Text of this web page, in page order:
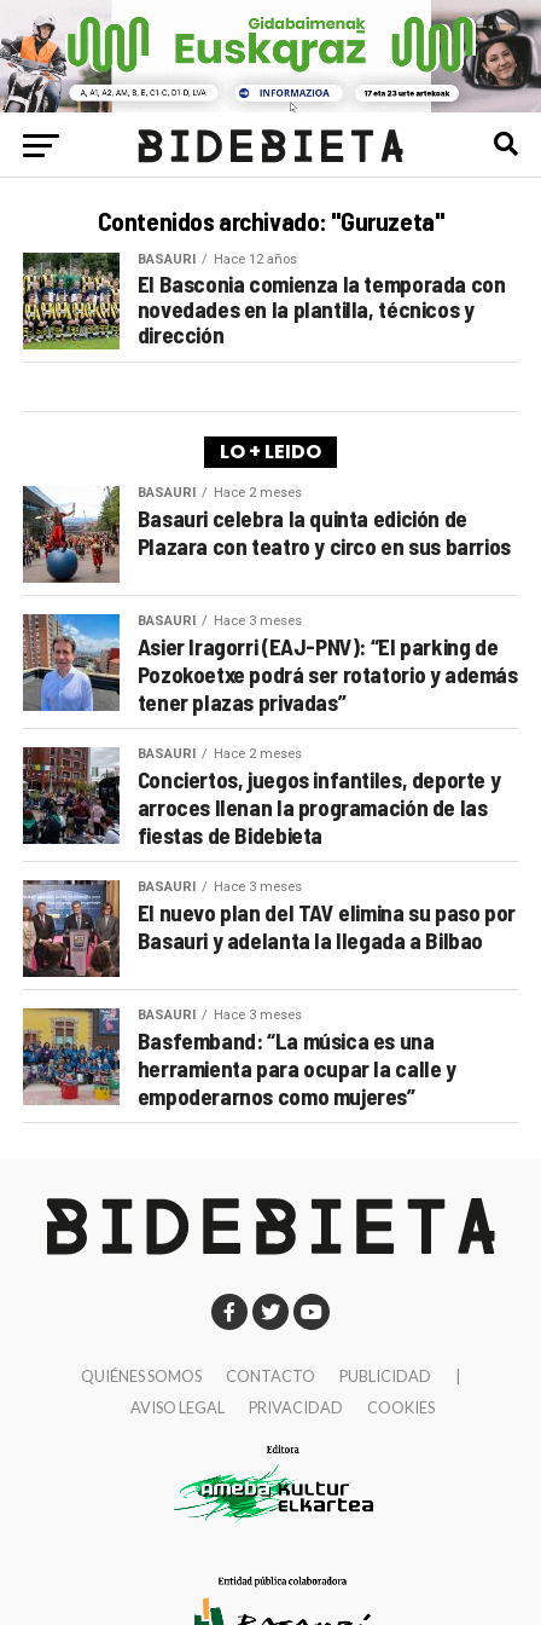
Contenidos archivado: "Guruzeta"
BASAURI Hace 12 años
El Basconia comienza la temporada con
novedades en la plantilla, técnicos y
dirección
LO + LEIDO
BASAURI Hace 2 meses
Basauri celebra la quinta edición de
Plazara con teatro y circo en sus barrios
BASAURI Hace 3 meses
Asier Iragorri (EAJ-PNV): “El parking de
Pozokoetxe podrá ser rotatorio y además
tener plazas privadas”
BASAURI Hace 2 meses
Conciertos, juegos infantiles, deporte y
arroces llenan la programación de las
fiestas de Bidebieta
BASAURI Hace 3 meses
El nuevo plan del TAV elimina su paso por
Basauri y adelanta la llegada a Bilbao
BASAURI Hace 3 meses
Basfemband: “La música es una
herramienta para ocupar la calle y
empoderarnos como mujeres”
QUIÉNES SOMOS CONTACTO PUBLICIDAD
AVISO LEGAL
PRIVACIDAD COOKIES